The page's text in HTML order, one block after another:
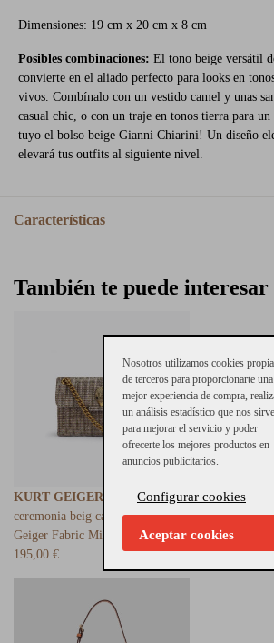
Dimensiones: 19 cm x 20 cm x 8 cm
Posibles combinaciones: El tono beige versátil
convierte en el aliado perfecto para looks en
vivos. Combínalo con un vestido camel y unas
casual chic, o con un traje en tonos tierra para
tuyo el bolso beige Gianni Chiarini! Un diseño
elevará tus outfits al siguiente nivel.
Características
También te puede interesar
KURT GEIGER
ceremonia beig cadena Kurt
Geiger Fabric Mini Kensington
195,00 €
KURT
acolchado
Geiger
345,00 €
Nosotros utilizamos cookies
de terceros para proporcionarte una
mejor experiencia de compra,
un análisis estadístico que nos sirve
para mejorar el servicio y poder
ofrecerte los mejores productos en
anuncios publicitarios.
Configurar cookies
Aceptar cookies